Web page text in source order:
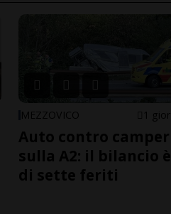
MEZZOVICO 1 gior
Auto contro camper
sulla A2: il bilancio è
di sette feriti